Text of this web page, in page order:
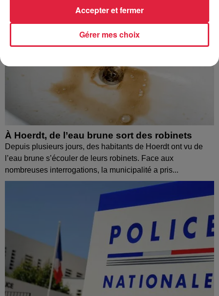
À Hoerdt, de l’eau brune sort des robinets
Depuis plusieurs jours, des habitants de Hoerdt ont vu de
l’eau brune s’écouler de leurs robinets. Face aux
nombreuses interrogations, la municipalité a pris...
Gérer mes choix
Accepter et fermer